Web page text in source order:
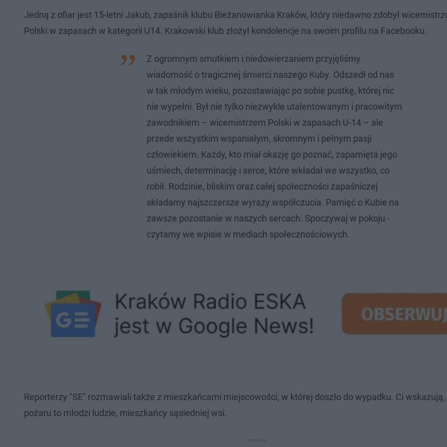
Jedną z ofiar jest 15-letni Jakub, zapaśnik klubu Bieżanowianka Kraków, który niedawno zdobył
Polski w zapasach w kategorii U14. Krakowski klub złożył kondolencje na swoim profilu na Facebooku.
Z ogromnym smutkiem i niedowierzaniem przyjęliśmy
wiadomość o tragicznej śmierci naszego Kuby. Odszedł od nas
w tak młodym wieku, pozostawiając po sobie pustkę, której nic
nie wypełni. Był nie tylko niezwykle utalentowanym i pracowitym
zawodnikiem – wicemistrzem Polski w zapasach U-14 – ale
przede wszystkim wspaniałym, skromnym i pełnym pasji
człowiekiem. Każdy, kto miał okazję go poznać, zapamięta jego
uśmiech, determinację i serce, które wkładał we wszystko, co
robił. Rodzinie, bliskim oraz całej społeczności zapaśniczej
składamy najszczersze wyrazy współczucia. Pamięć o Kubie na
zawsze pozostanie w naszych sercach. Spoczywaj w pokoju -
czytamy we wpisie w mediach społecznościowych.
Reporterzy "SE" rozmawiali także z mieszkańcami miejscowości, w której doszło do wypadku. Ci
pożaru to młodzi ludzie, mieszkańcy sąsiedniej wsi.